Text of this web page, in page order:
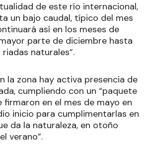
de este río internacional,
un bajo caudal, típico del mes
así en los meses de
parte de diciembre hasta
riadas naturales”.
la zona hay activa presencia de
cumpliendo con un “paquete
firmaron en el mes de mayo en
inicio para cumplimentarlas en
da la naturaleza, en otoño
verano”.